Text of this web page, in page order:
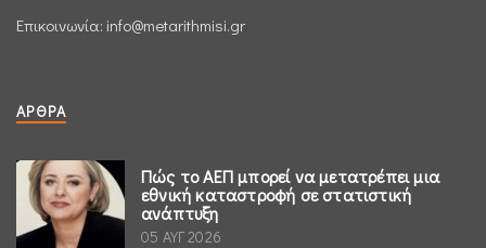
Επικοινωνία: info@metarithmisi.gr
ΆΡΘΡΑ
Πώς το ΑΕΠ μπορεί να μετατρέπει μια
εθνική καταστροφή σε στατιστική
ανάπτυξη
05 ΑΥΓ 2026